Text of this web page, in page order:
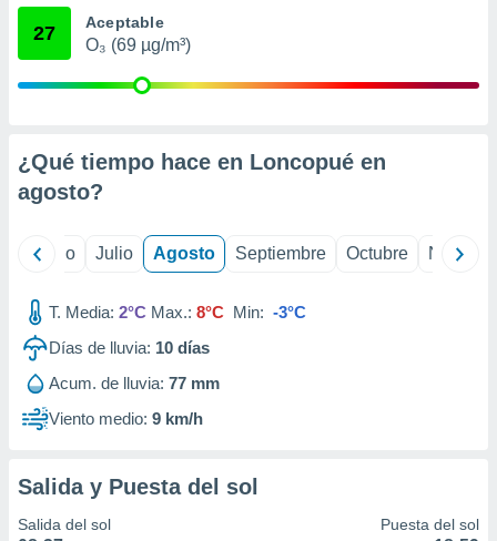
publicidad
1199
27 Aceptable
O₃ (69 µg/m³)
¿Qué tiempo hace en Loncopué en
agosto?
Junio Julio Agosto Septiembre Octubre
T. Media: 2°C Max.: 8°C Min: -3°C
Días de lluvia: 10 días
Acum. de lluvia: 77 mm
Viento medio: 9 km/h
Salida y Puesta del sol
Salida del sol Puesta del sol